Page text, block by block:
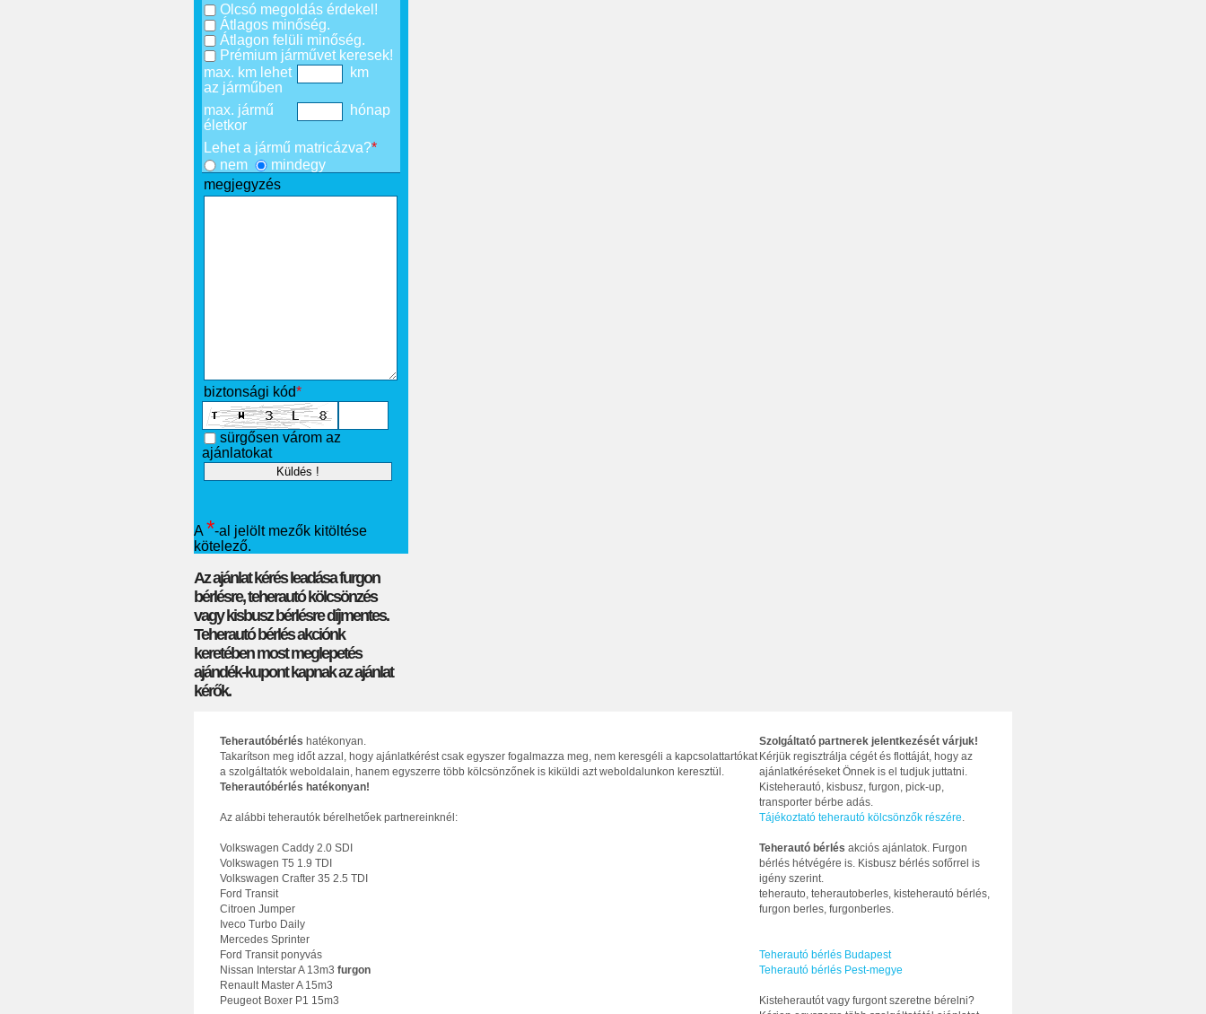
Olcsó megoldás érdekel!
Átlagos minőség.
Átlagon felüli minőség.
Prémium járművet keresek!
max. km lehet
az járműben
km
max. jármű
életkor
hónap
Lehet a jármű matricázva?*
nem
mindegy
megjegyzés
biztonsági kód*
sürgősen várom az
ajánlatokat
A *-al jelölt mezők kitöltése
kötelező.
Az ajánlat kérés leadása furgon
bérlésre, teherautó kölcsönzés
vagy kisbusz bérlésre díjmentes.
Teherautó bérlés akciónk
keretében most meglepetés
ajándék-kupont kapnak az ajánlat
kérők.
Szolgáltató partnerek jelentkezését várjuk!
Kérjük regisztrálja cégét és flottáját, hogy az
ajánlatkéréseket Önnek is el tudjuk juttatni.
Kisteherautó, kisbusz, furgon, pick-up,
transporter bérbe adás.
Tájékoztató teherautó kölcsönzők részére
Teherautó bérlés akciós ajánlatok. Furgon
bérlés hétvégére is. Kisbusz bérlés sofőrrel is
igény szerint.
teherauto, teherautoberles, kisteherautó bérlés,
furgon berles, furgonberles.
Teherautó bérlés Budapest
Teherautó bérlés Pest-megye
Kisteherautót vagy furgont szeretne bérelni?
Teherautóbérlés hatékonyan.
Takarítson meg időt azzal, hogy ajánlatkérést csak egyszer fogalmazza meg, nem keresgéli a kapcsolattartókat
a szolgáltatók weboldalain, hanem egyszerre több kölcsönzőnek is kiküldi azt weboldalunkon keresztül.
Teherautóbérlés hatékonyan!
Az alábbi teherautók bérelhetőek partnereinknél:
Volkswagen Caddy 2.0 SDI
Volkswagen T5 1.9 TDI
Volkswagen Crafter 35 2.5 TDI
Ford Transit
Citroen Jumper
Iveco Turbo Daily
Mercedes Sprinter
Ford Transit ponyvás
Nissan Interstar A 13m3 furgon
Renault Master A 15m3
Peugeot Boxer P1 15m3